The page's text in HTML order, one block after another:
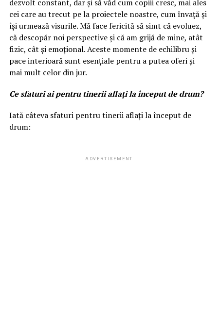
dezvolt constant, dar și să văd cum copiii cresc, mai ales
cei care au trecut pe la proiectele noastre, cum învață și
își urmează visurile. Mă face fericită să simt că evoluez,
că descopăr noi perspective și că am grijă de mine, atât
fizic, cât și emoțional. Aceste momente de echilibru și
pace interioară sunt esențiale pentru a putea oferi și
mai mult celor din jur.
Ce sfaturi ai pentru tinerii aflați la început de drum?
Iată câteva sfaturi pentru tinerii aflați la început de
drum:
ADVERTISEMENT